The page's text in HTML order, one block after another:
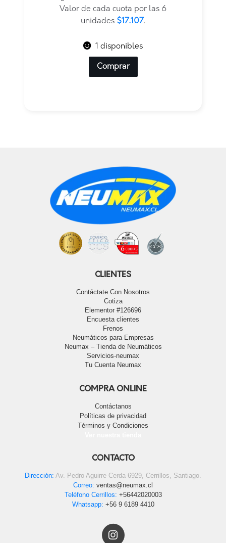
Valor de cada cuota por las 6
unidades $17.107.
1 disponibles
Comprar
CLIENTES
Contáctate Con Nosotros
Cotiza
Elementor #126696
Encuesta clientes
Frenos
Neumáticos para Empresas
Neumax – Tienda de Neumáticos
Servicios-neumax
Tu Cuenta Neumax
COMPRA ONLINE
Contáctanos
Políticas de privacidad
Términos y Condiciones
CONTACTO
Dirección: Av. Pedro Aguirre Cerda 6929, Cerrillos, Santiago.
Correo: ventas@neumax.cl
Teléfono Cerrillos: +56442020003
Whatsapp: +56 9 6189 4410